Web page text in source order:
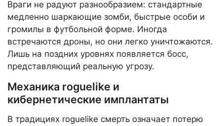
Враги не радуют разнообразием: стандартные
медленно шаркающие зомби, быстрые особи и
громилы в футбольной форме. Иногда
встречаются дроны, но они легко уничтожаются.
Лишь на поздних уровнях появляется босс,
представляющий реальную угрозу.
Механика roguelike и
кибернетические имплантаты
В традициях roguelike смерть означает потерю